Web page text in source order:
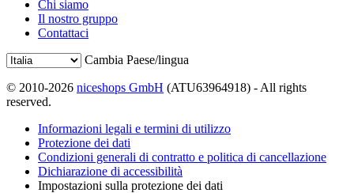
Chi siamo
Il nostro gruppo
Contattaci
Cambia Paese/lingua
© 2010-2026 niceshops GmbH (ATU63964918) - All rights
reserved.
Informazioni legali e termini di utilizzo
Protezione dei dati
Condizioni generali di contratto e politica di cancellazione
Dichiarazione di accessibilità
Impostazioni sulla protezione dei dati